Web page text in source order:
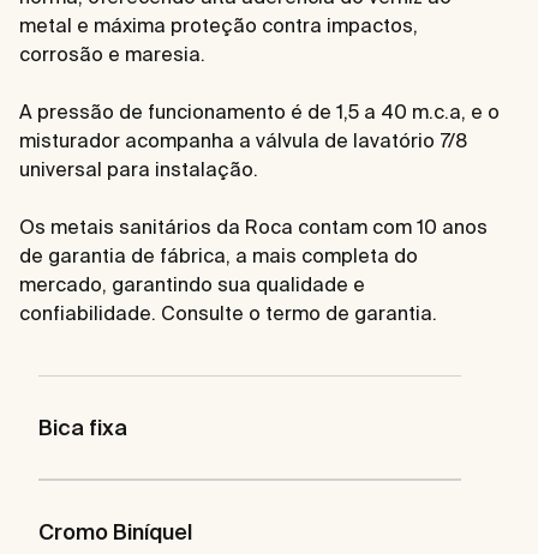
metal e máxima proteção contra impactos,
corrosão e maresia.
A pressão de funcionamento é de 1,5 a 40 m.c.a, e o
misturador acompanha a válvula de lavatório 7/8
universal para instalação.
Os metais sanitários da Roca contam com 10 anos
de garantia de fábrica, a mais completa do
mercado, garantindo sua qualidade e
confiabilidade. Consulte o termo de garantia.
Bica fixa
Cromo Biníquel